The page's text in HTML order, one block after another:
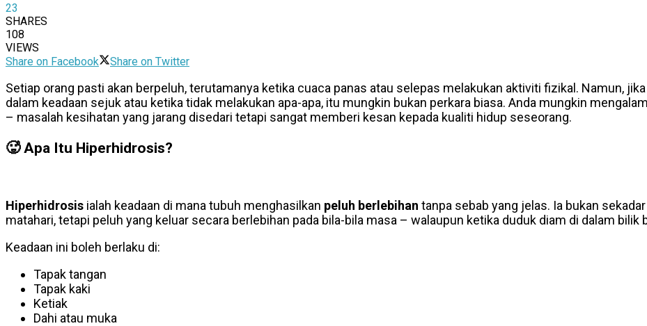
23
SHARES
108
VIEWS
Share on Facebook
Share on Twitter
Setiap orang pasti akan berpeluh, terutamanya ketika cuaca panas atau selepas melakukan aktiviti fizikal. Namun, jika
dalam keadaan sejuk atau ketika tidak melakukan apa-apa, itu mungkin bukan perkara biasa. Anda mungkin
– masalah kesihatan yang jarang disedari tetapi sangat memberi kesan kepada kualiti hidup seseorang.
🥵Apa Itu Hiperhidrosis?
Hiperhidrosis ialah keadaan di mana tubuh menghasilkan peluh berlebihan tanpa sebab yang jelas. Ia bukan
matahari, tetapi peluh yang keluar secara berlebihan pada bila-bila masa – walaupun ketika duduk diam di dalam bilik
Keadaan ini boleh berlaku di:
Tapak tangan
Tapak kaki
Ketiak
Dahi atau muka